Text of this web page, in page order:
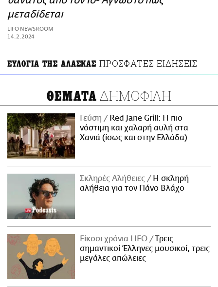
ΑΜΠΑ
PRINT
μεταδίδεται
LIFO NEWSROOM
14.2.2024
ΕΥΛΟΓΙΑ ΤΗΣ ΑΛΑΣΚΑΣ ΠΡΟΣΦΑΤΕΣ ΕΙΔΗΣΕΙΣ
ΘΕΜΑΤΑ ΔΗΜΟΦΙΛΗ
Γεύση
Red Jane Grill: Η πιο
νόστιμη και χαλαρή αυλή στα
Χανιά (ίσως και στην Ελλάδα)
Σκληρές Αλήθειες
H σκληρή
αλήθεια για τον Πάνο Βλάχο
Είκοσι χρόνια LIFO
Tρεις
σημαντικοί Έλληνες μουσικοί, τρεις
μεγάλες απώλειες